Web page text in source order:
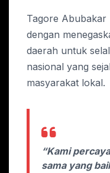
Tagore
dengan
daerah untuk
nasional yang
masyarakat lokal.
“Kami
sama yang